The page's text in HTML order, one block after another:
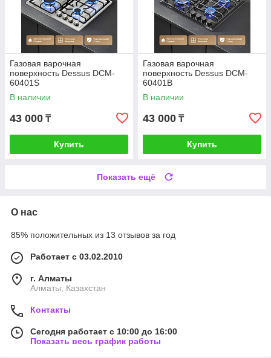
Газовая варочная
поверхность Dessus DCM-
60401S
В наличии
43 000 ₸
Купить
Газовая варочная
поверхность Dessus DCM-
60401B
В наличии
43 000 ₸
Купить
Показать ещё
О нас
85% положительных из 13 отзывов за год
Работает с 03.02.2010
г. Алматы
Алматы, Казахстан
Контакты
Сегодня работает с 10:00 до 16:00
Показать весь график работы